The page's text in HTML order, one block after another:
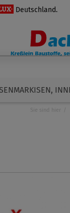
Deutschland.
Sie sind hier